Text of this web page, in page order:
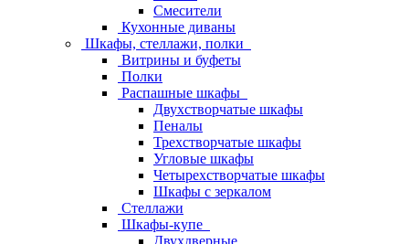
Смесители
Кухонные диваны
Шкафы, стеллажи, полки
Витрины и буфеты
Полки
Распашные шкафы
Двухстворчатые шкафы
Пеналы
Трехстворчатые шкафы
Угловые шкафы
Четырехстворчатые шкафы
Шкафы с зеркалом
Стеллажи
Шкафы-купе
Двухдверные